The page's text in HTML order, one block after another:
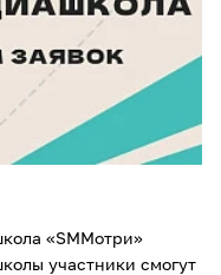
«SMMотри»
участники смогут